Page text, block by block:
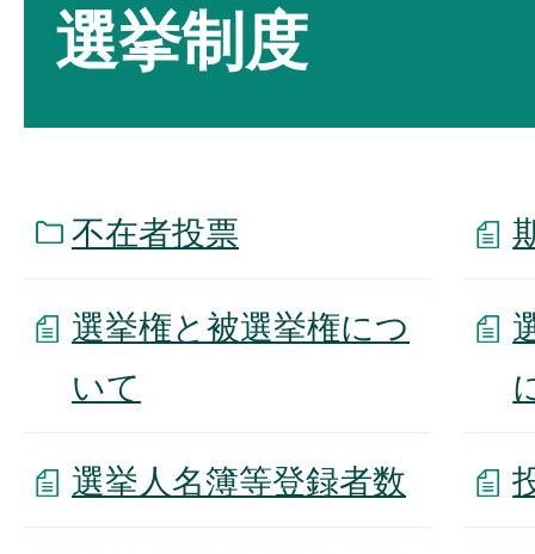
選挙制度
不在者投票
選挙権と被選挙権につ
いて
選挙人名簿等登録者数